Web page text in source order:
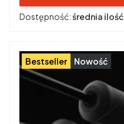
Dostępność:średnia ilość
Bestseller Nowość